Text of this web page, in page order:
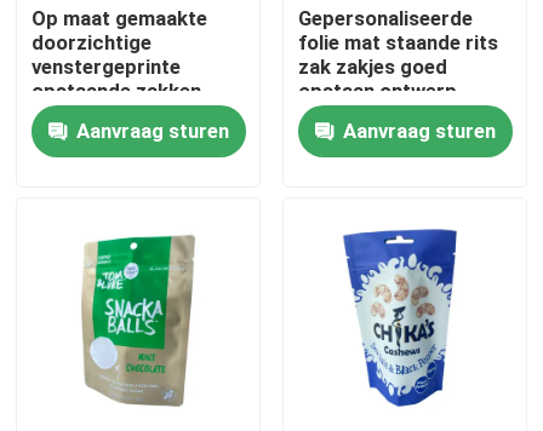
Huis
Ongeveer ons
Fabrieksreis
Op maat gemaakte
doorzichtige
venstergeprinte
opstaande zakken
voor droge
voedselverpakkingen
Aanvraag sturen
Gepersonaliseerde
folie mat staande rits
zak zakjes goed
opstaan ontwerp
Aanvraag sturen